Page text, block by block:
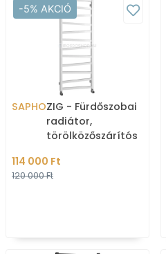
-5% AKCIÓ
SAPHOZIG - Fürdőszobai
radiátor,
törölközőszárítós
50x133,4cm - Fehér
114 000 Ft
120 000 Ft